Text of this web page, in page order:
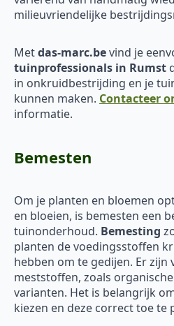
milieuvriendelijke
Metdas-marc.bevind je
tuinprofessionals in Rumst
in onkruidbestrijding en je
kunnen maken. Contacteer
informatie.
Bemesten
Om je planten en bloemen
en bloeien, is bemesten een
tuinonderhoud. Bemesting
planten de voedingsstoffen
hebben om te gedijen. Er zijn
meststoffen, zoals
varianten. Het is belangrijk
kiezen en deze correct toe te